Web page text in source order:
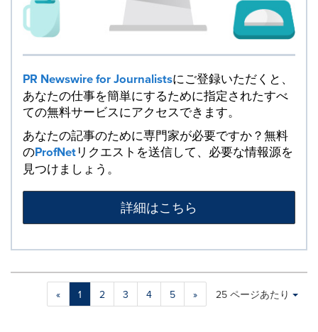
PR Newswire for Journalistsにご登録いただくと、
あなたの仕事を簡単にするために指定されたすべ
ての無料サービスにアクセスできます。
あなたの記事のために専門家が必要ですか？無料
のProfNetリクエストを送信して、必要な情報源を
見つけましょう。
詳細はこちら
« 1 2 3 4 5 »
Making
a
Items per page:
25 ページあたり